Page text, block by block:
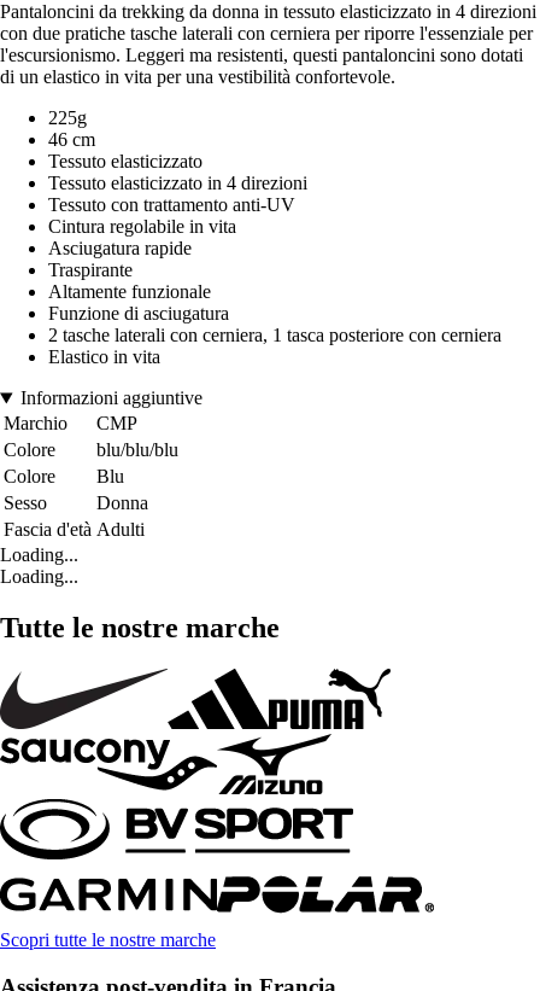
Pantaloncini da trekking da donna in tessuto elasticizzato in 4 direzioni
con due pratiche tasche laterali con cerniera per riporre l'essenziale per
l'escursionismo. Leggeri ma resistenti, questi pantaloncini sono dotati
di un elastico in vita per una vestibilità confortevole.
225g
46 cm
Tessuto elasticizzato
Tessuto elasticizzato in 4 direzioni
Tessuto con trattamento anti-UV
Cintura regolabile in vita
Asciugatura rapide
Traspirante
Altamente funzionale
Funzione di asciugatura
2 tasche laterali con cerniera, 1 tasca posteriore con cerniera
Elastico in vita
Informazioni aggiuntive
Marchio
CMP
Colore
blu/blu/blu
Colore
Blu
Sesso
Donna
Fascia d'età Adulti
Loading...
Loading...
Tutte le nostre marche
Scopri tutte le nostre marche